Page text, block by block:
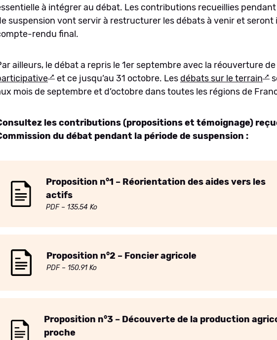
à intégrer au débat. Les contributions recueillies
suspension vont servir à restructurer les débats à venir et seront
rendu final.
ailleurs, le débat a repris le 1er septembre avec la réouverture de
et ce jusqu’au 31 octobre. Les débats sur le terrain
mois de septembre et d’octobre dans toutes les régions de
les contributions (propositions et témoignage)
du débat pendant la période de suspension :
Proposition n°1 – Réorientation des aides vers les
actifs
PDF– 135.54 Ko
Proposition n°2 – Foncier agricole
PDF– 150.91 Ko
Proposition n°3 – Découverte de la production
proche